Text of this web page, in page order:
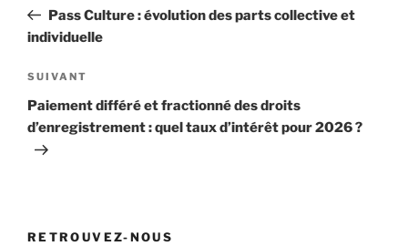
l’article
précédent
Pass Culture : évolution des parts collective et
individuelle
Article
suivant
SUIVANT
Paiement différé et fractionné des droits
d’enregistrement : quel taux d’intérêt pour 2026 ?
RETROUVEZ-NOUS